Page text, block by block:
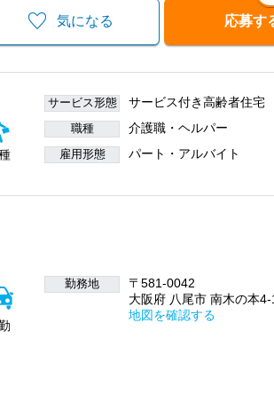
気になる 応募す
サービス形態 サービス付き高齢者住宅
職種 介護職・ヘルパー
雇用形態 パート・アルバイト
勤務地
〒581-0042
大阪府 八尾市 南木の本
地図を確認する